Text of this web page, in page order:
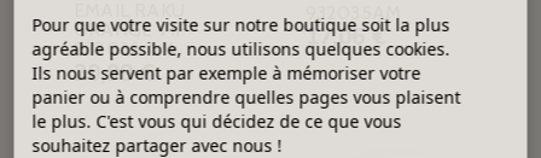
ORANGE VIF
932036 AM
20,98 €
932035AM
17,06 €
Pour que votre visite sur notre boutique soit la plus
agréable possible, nous utilisons quelques cookies.
Ils nous servent par exemple à mémoriser votre
panier ou à comprendre quelles pages vous plaisent
le plus. C'est vous qui décidez de ce que vous
souhaitez partager avec nous !